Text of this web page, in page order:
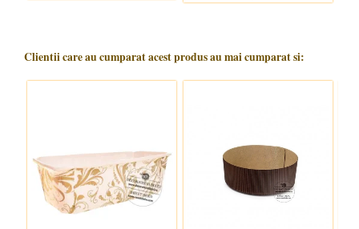
Clientii care au cumparat acest produs au mai cumparat si: